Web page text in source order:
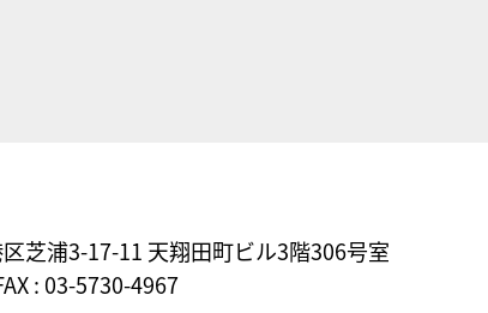
芝浦3-17-11 天翔田町ビル3階306号室
: 03-5730-4967